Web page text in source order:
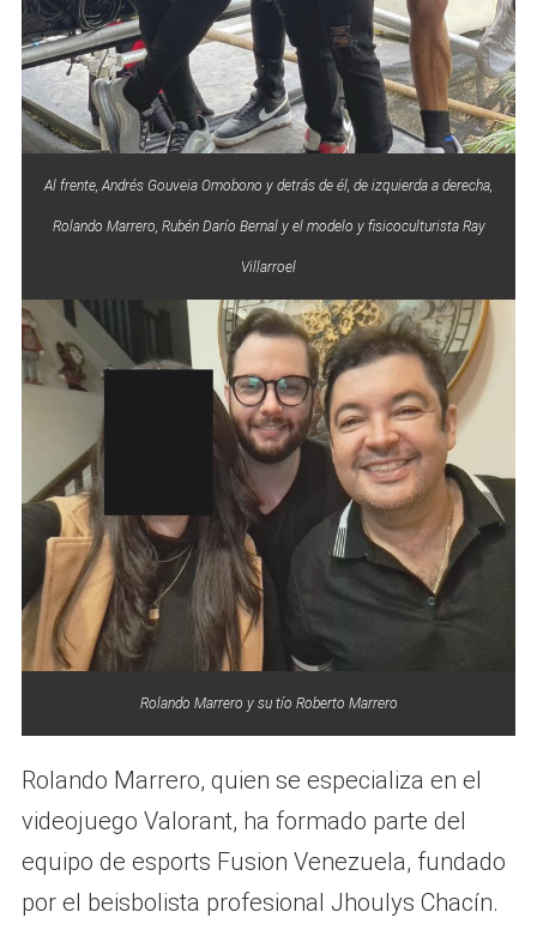
Al frente, Andrés Gouveia Omobono y detrás de él, de izquierda a derecha,
Rolando Marrero, Rubén Darío Bernal y el modelo y fisicoculturista Ray
Villarroel
Rolando Marrero y su tío Roberto Marrero
Rolando Marrero, quien se especializa en el
videojuego Valorant, ha formado parte del
equipo de esports Fusion Venezuela, fundado
por el beisbolista profesional Jhoulys Chacín.